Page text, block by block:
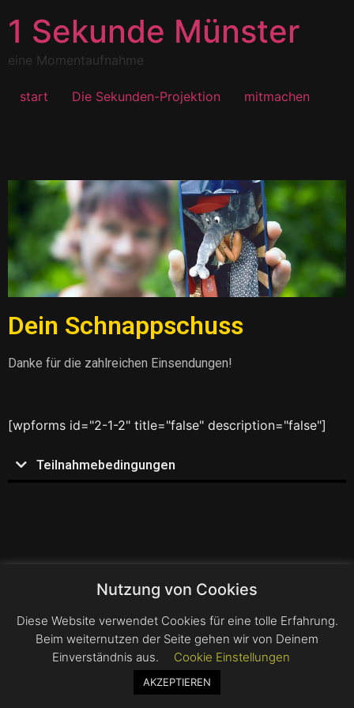
1 Sekunde Münster
eine Momentaufnahme
start Die Sekunden-Projektion mitmachen
Dein Schnappschuss
Danke für die zahlreichen Einsendungen!
[wpforms id="2-1-2" title="false" description="false"]
Teilnahmebedingungen
Nutzung von Cookies
Diese Website verwendet Cookies für eine tolle Erfahrung.
Beim weiternutzen der Seite gehen wir von Deinem
Einverständnis aus.
Cookie Einstellungen
AKZEPTIEREN